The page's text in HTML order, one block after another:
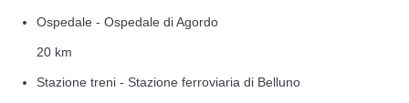
Ospedale - Ospedale di Agordo
20 km
Stazione treni - Stazione ferroviaria di Belluno